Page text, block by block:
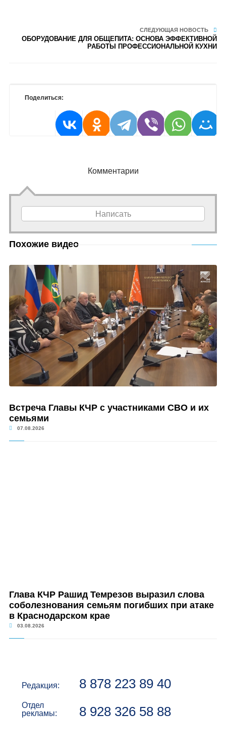
СЛЕДУЮЩАЯ НОВОСТЬ
ОБОРУДОВАНИЕ ДЛЯ ОБЩЕПИТА: ОСНОВА ЭФФЕКТИВНОЙ
РАБОТЫ ПРОФЕССИОНАЛЬНОЙ КУХНИ
Поделиться:
Комментарии
Написать
Похожие видео
Встреча Главы КЧР с участниками СВО и их
семьями
07.08.2026
Глава КЧР Рашид Темрезов выразил слова
соболезнования семьям погибших при атаке
в Краснодарском крае
03.08.2026
Редакция: 8 878 223 89 40
Отдел
рекламы:
8 928 326 58 88